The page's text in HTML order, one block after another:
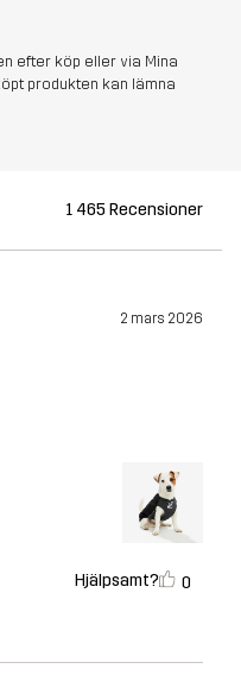
efter köp eller via Mina
produkten kan lämna
1 465 Recensioner
2 mars 2026
Hjälpsamt? 0